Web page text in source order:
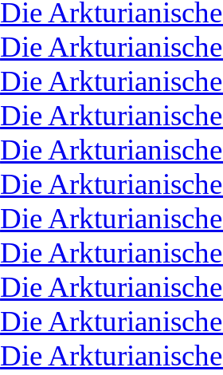
Die
Die
Die
Die
Die
Die
Die
Die
Die
Die
Die